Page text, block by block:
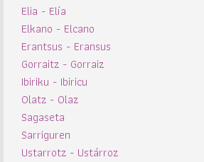
Elia - Elía
Elkano - Elcano
Erantsus - Eransus
Gorraitz - Gorraiz
Ibiriku - Ibiricu
Olatz - Olaz
Sagaseta
Sarriguren
Ustarrotz - Ustárroz